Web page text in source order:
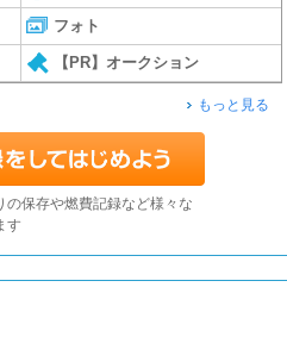
フォト
【PR】オークション
もっと見る
の保存や燃費記録など様々な
す